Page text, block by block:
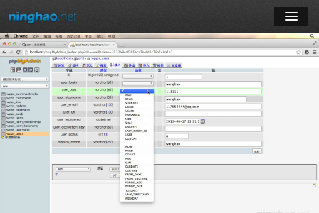
学习
博客
登录
订阅课程